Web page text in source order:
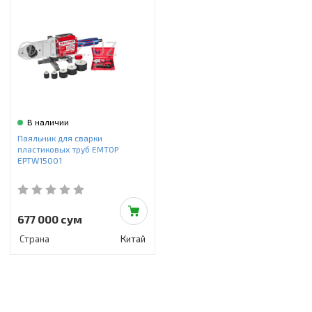
Товары для дома
Красота и здоровье
Фильтры для воды
Сантехника
В наличии
Паяльник для сварки
пластиковых труб EMTOP
EPTW15001
677 000 сум
Страна Китай